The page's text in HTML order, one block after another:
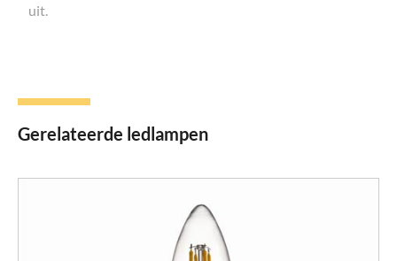
uit.
Gerelateerde ledlampen